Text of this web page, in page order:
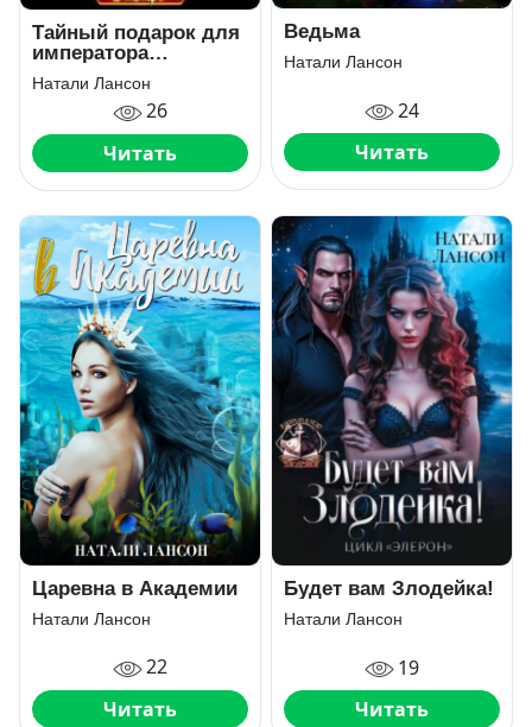
Тайный подарок для
императора
драконов
Натали Лансон
26
Читать
Ведьма
Натали Лансон
24
Читать
Царевна в Академии
Натали Лансон
22
Читать
Будет вам Злодейка!
Натали Лансон
19
Читать